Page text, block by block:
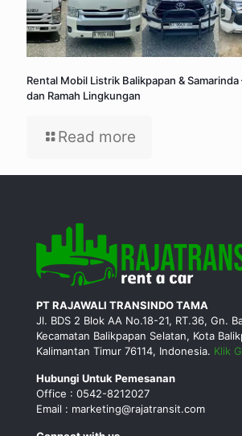
Rental Mobil Listrik Balikpapan &
dan Ramah Lingkungan
Read more
PT RAJAWALI TRANSINDO TAMA
Jl. BDS 2 Blok AA No.18-21, RT.36, Gn.
Kecamatan Balikpapan Selatan, Kota
Kalimantan Timur 76114, Indonesia. Klik
Hubungi Untuk Pemesanan
Office : 0542-8212027
Email : marketing@rajatransit.com